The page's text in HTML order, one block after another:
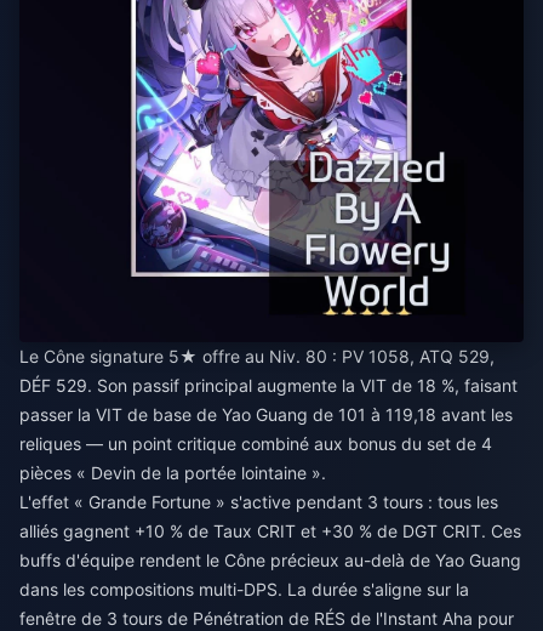
Le Cône signature 5★ offre au Niv. 80 : PV 1058, ATQ 529,
DÉF 529. Son passif principal augmente la VIT de 18 %, faisant
passer la VIT de base de Yao Guang de 101 à 119,18 avant les
reliques — un point critique combiné aux bonus du set de 4
pièces « Devin de la portée lointaine ».
L'effet « Grande Fortune » s'active pendant 3 tours : tous les
alliés gagnent +10 % de Taux CRIT et +30 % de DGT CRIT. Ces
buffs d'équipe rendent le Cône précieux au-delà de Yao Guang
dans les compositions multi-DPS. La durée s'aligne sur la
fenêtre de 3 tours de Pénétration de RÉS de l'Instant Aha pour